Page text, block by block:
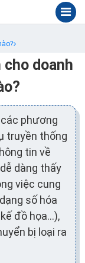
doanh
phương
truyền thống
tin về
dàng thấy
việc cung
số hóa
đồ họa…),
bị loại ra